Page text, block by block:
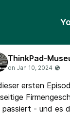
ThinkPad-
ersten
passiert - und es